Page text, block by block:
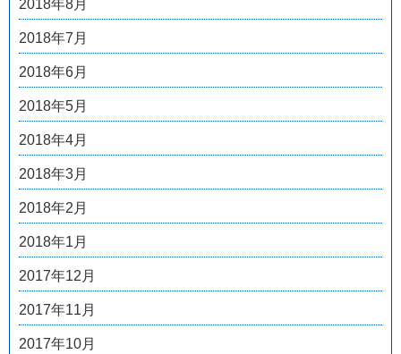
2018年8月
2018年7月
2018年6月
2018年5月
2018年4月
2018年3月
2018年2月
2018年1月
2017年12月
2017年11月
2017年10月